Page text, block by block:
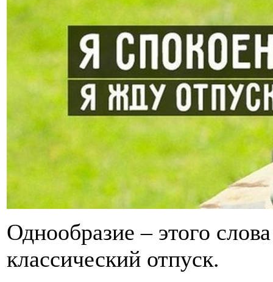
Однообразие – этого
классический отпуск.